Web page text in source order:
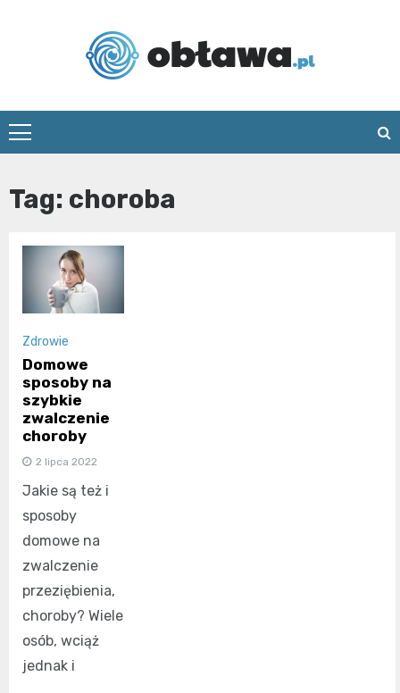
Oblawa.pl
Tag: choroba
Zdrowie
Domowe
sposoby na
szybkie
zwalczenie
choroby
2 lipca 2022
Jakie są też i
sposoby
domowe na
zwalczenie
przeziębienia,
choroby? Wiele
osób, wciąż
jednak i